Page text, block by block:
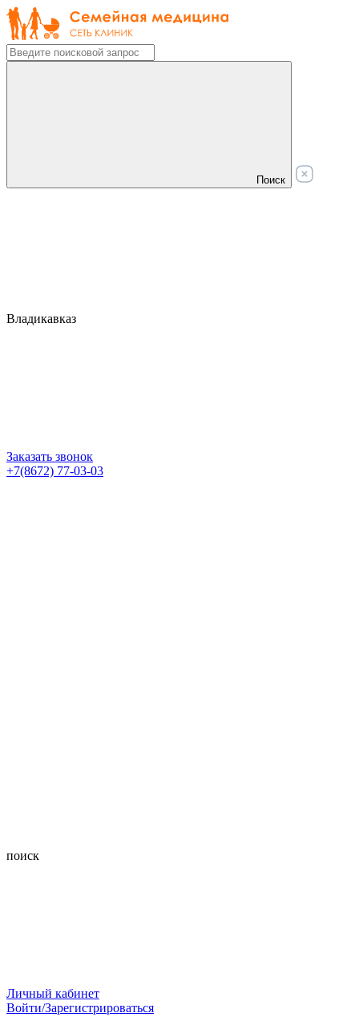
Поиск
Владикавказ
Заказать звонок
+7(8672) 77-03-03
поиск
Личный кабинет
Войти/Зарегистрироваться